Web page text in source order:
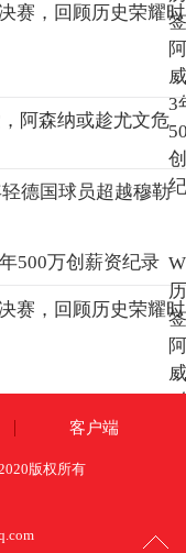
3
赛，回顾历史荣耀时
3
赛，回顾历史荣耀时
客户端
版权所有